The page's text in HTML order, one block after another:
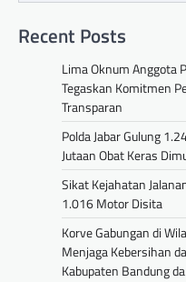
Recent Posts
Lima Oknum Anggota
Tegaskan Komitmen
Transparan
Polda Jabar Gulung
Jutaan Obat Keras
Sikat Kejahatan
1.016 Motor Disita
Korve Gabungan di
Menjaga Kebersihan
Kabupaten Bandung